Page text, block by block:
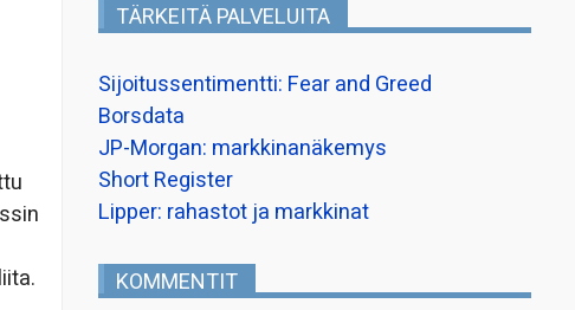
TÄRKEITÄ PALVELUITA
Sijoitussentimentti: Fear and Greed
Borsdata
JP-Morgan: markkinanäkemys
Short Register
Lipper: rahastot ja markkinat
KOMMENTIT